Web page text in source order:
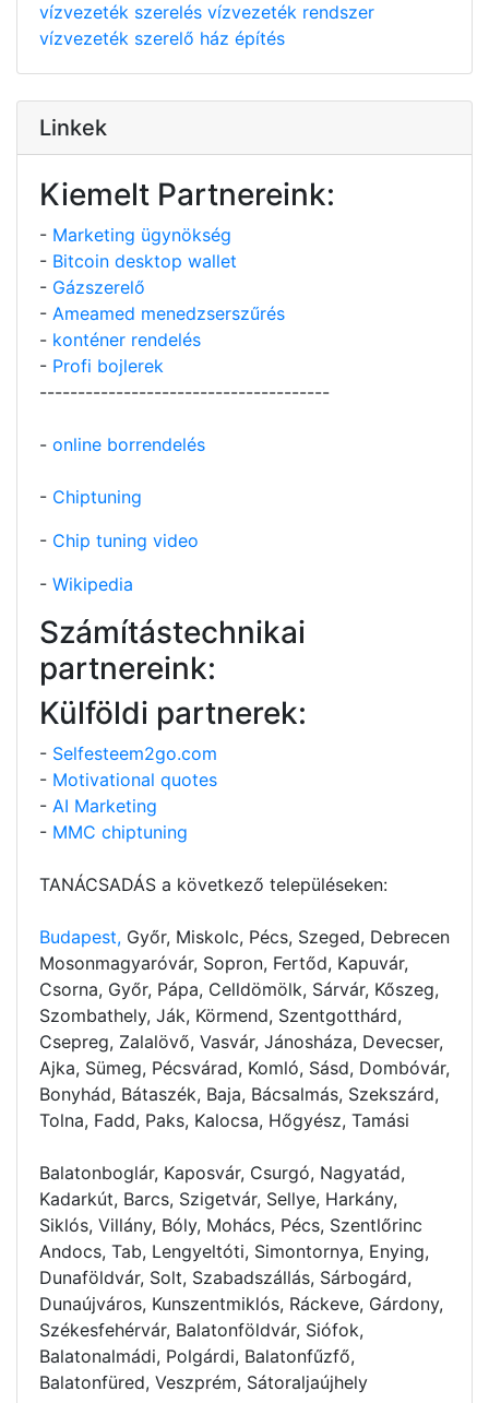
vízvezeték szerelés vízvezeték rendszer
vízvezeték szerelő ház építés
Linkek
Kiemelt Partnereink:
- Marketing ügynökség
- Bitcoin desktop wallet
- Gázszerelő
- Ameamed menedzserszűrés
- konténer rendelés
- Profi bojlerek
--------------------------------------
- online borrendelés
- Chiptuning
- Chip tuning video
- Wikipedia
Számítástechnikai
partnereink:
Külföldi partnerek:
- Selfesteem2go.com
- Motivational quotes
- AI Marketing
- MMC chiptuning
TANÁCSADÁS a következő településeken:
Budapest, Győr, Miskolc, Pécs, Szeged, Debrecen
Mosonmagyaróvár, Sopron, Fertőd, Kapuvár,
Csorna, Győr, Pápa, Celldömölk, Sárvár, Kőszeg,
Szombathely, Ják, Körmend, Szentgotthárd,
Csepreg, Zalalövő, Vasvár, Jánosháza, Devecser,
Ajka, Sümeg, Pécsvárad, Komló, Sásd, Dombóvár,
Bonyhád, Bátaszék, Baja, Bácsalmás, Szekszárd,
Tolna, Fadd, Paks, Kalocsa, Hőgyész, Tamási
Balatonboglár, Kaposvár, Csurgó, Nagyatád,
Kadarkút, Barcs, Szigetvár, Sellye, Harkány,
Siklós, Villány, Bóly, Mohács, Pécs, Szentlőrinc
Andocs, Tab, Lengyeltóti, Simontornya, Enying,
Dunaföldvár, Solt, Szabadszállás, Sárbogárd,
Dunaújváros, Kunszentmiklós, Ráckeve, Gárdony,
Székesfehérvár, Balatonföldvár, Siófok,
Balatonalmádi, Polgárdi, Balatonfűzfő,
Balatonfüred, Veszprém, Sátoraljaújhely